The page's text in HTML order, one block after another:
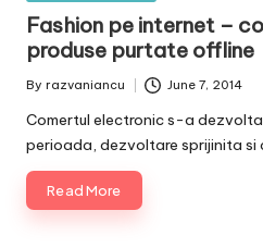
in
Fashion pe internet –
produse purtate offline
Posted
By razvaniancu June 7, 2014
Comertul electronic s-a
perioada, dezvoltare sprijinita si
Read More